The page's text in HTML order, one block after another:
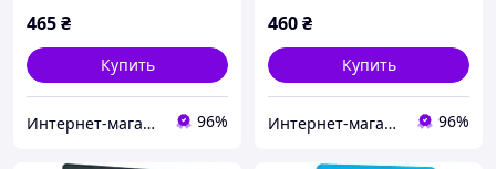
465₴
Купить
Интернет-магазин Danio 96%
460₴
Купить
Интернет-магазин Danio 96%